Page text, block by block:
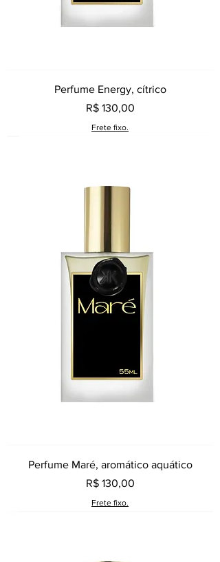
Perfume Energy, cítrico
Preço
R$ 130,00
Frete fixo.
Perfume Maré, aromático aquático
Preço
R$ 130,00
Frete fixo.